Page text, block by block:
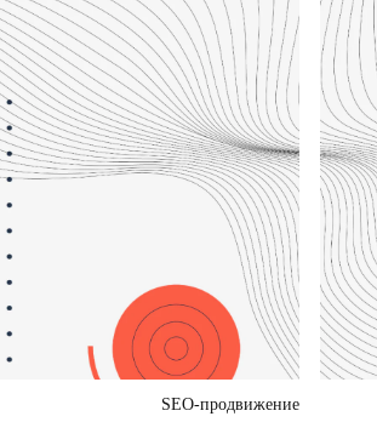
SEO-продвижение